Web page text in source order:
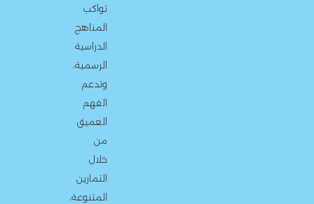
تواكب
المناهج
الدراسية
الرسمية،
وتدعم
الفهم
العميق
من
خلال
التمارين
المتنوعة،